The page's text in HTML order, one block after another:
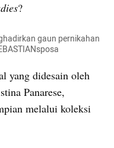
?
gaun pernikahan
yang didesain oleh
Panarese,
melalui koleksi